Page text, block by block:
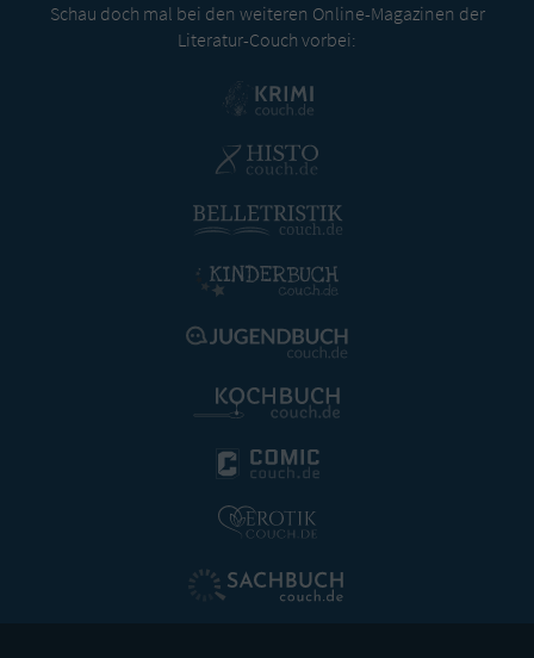
Schau doch mal bei den weiteren Online-Magazinen der
Literatur-Couch vorbei: